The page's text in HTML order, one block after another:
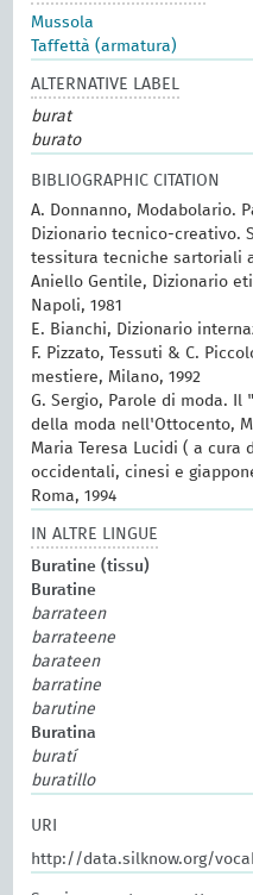
Mussola
Taffettà (armatura)
ALTERNATIVE LABEL
burat
burato
BIBLIOGRAPHIC CITATION
A. Donnanno, Modabolario.
Dizionario tecnico-creativo.
tessitura tecniche sartoriali
Aniello Gentile, Dizionario
Napoli, 1981
E. Bianchi, Dizionario
F. Pizzato, Tessuti & C.
mestiere, Milano, 1992
G. Sergio, Parole di moda.
della moda nell'Ottocento,
Maria Teresa Lucidi ( a
occidentali, cinesi e
Roma, 1994
IN ALTRE LINGUE
Buratine (tissu)
Buratine
barrateen
barrateene
barateen
barratine
barutine
Buratina
buratí
buratillo
URI
http://data.silknow.org/